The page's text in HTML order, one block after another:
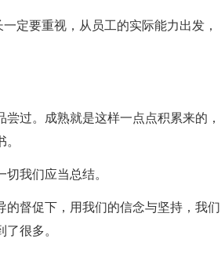
要重视，从员工的实际能力出发，
过。成熟就是这样一点点积累来的，
我们应当总结。
督促下，用我们的信念与坚持，我们
很多。